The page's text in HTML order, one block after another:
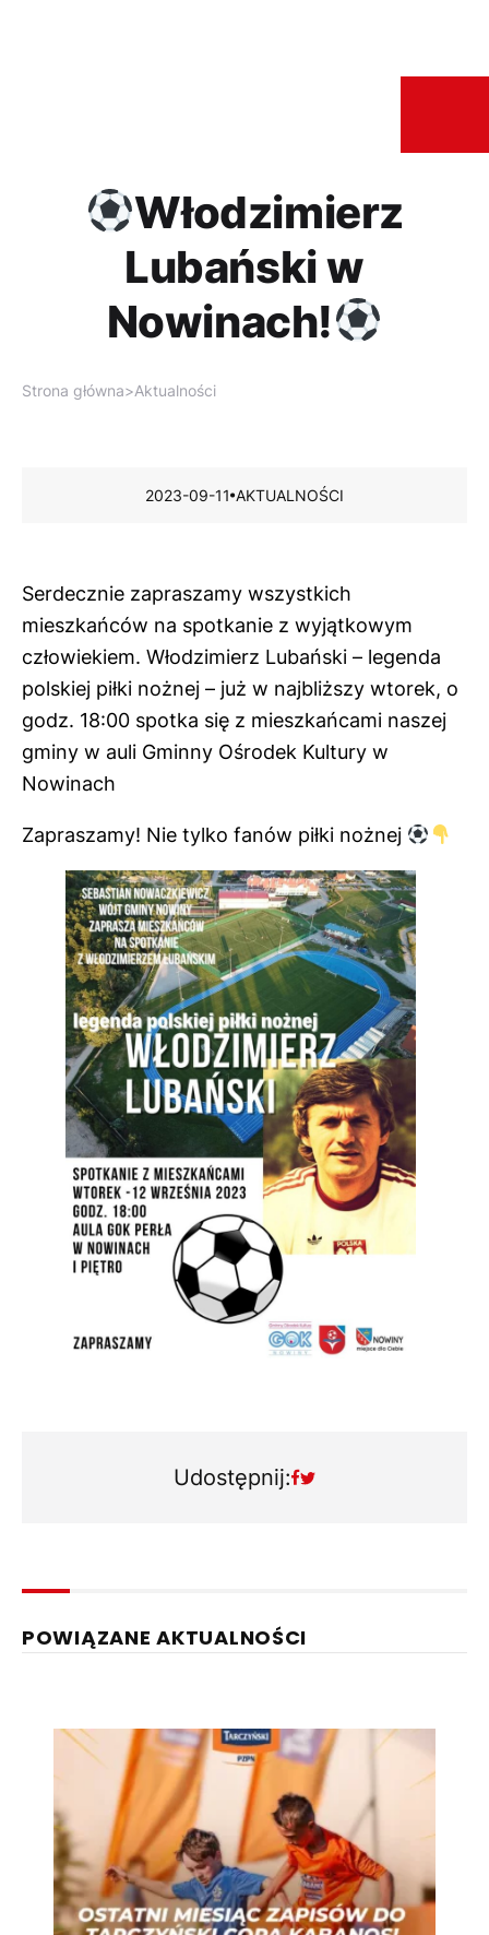
Włodzimierz
Lubański w
Nowinach!
Strona główna>Aktualności
2023-09-11 AKTUALNOŚCI
Serdecznie zapraszamy wszystkich
mieszkańców na spotkanie z wyjątkowym
człowiekiem. Włodzimierz Lubański – legenda
polskiej piłki nożnej – już w najbliższy wtorek, o
godz. 18:00 spotka się z mieszkańcami naszej
gminy w auli Gminny Ośrodek Kultury w
Nowinach
Zapraszamy! Nie tylko fanów piłki nożnej
Udostępnij:
POWIĄZANE AKTUALNOŚCI